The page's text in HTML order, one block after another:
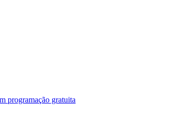
programação gratuita